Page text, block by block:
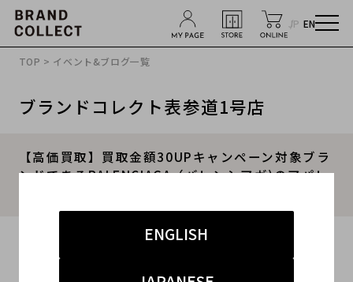
JP EN
ENGLISH
TOP > イベント&ブログ一覧
ブランドコレクト表参道1号店
【高価買取】買取金額30UPキャンペーン対象ブラ
ンドであるBALENCIAGA（バレンシアガ)のアパレ